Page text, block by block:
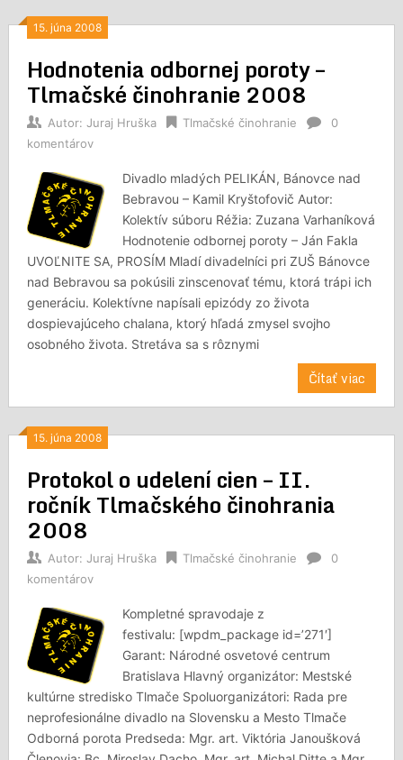
15. júna 2008
Hodnotenia odbornej poroty –
Tlmačské činohranie 2008
Autor: Juraj Hruška Tlmačské činohranie
0
komentárov
Divadlo mladých PELIKÁN, Bánovce nad
Bebravou – Kamil Kryštofovič Autor:
Kolektív súboru Réžia: Zuzana Varhaníková
Hodnotenie odbornej poroty – Ján Fakla
UVOĽNITE SA, PROSÍM Mladí divadelníci pri ZUŠ Bánovce
nad Bebravou sa pokúsili zinscenovať tému, ktorá trápi ich
generáciu. Kolektívne napísali epizódy zo života
dospievajúceho chalana, ktorý hľadá zmysel svojho
osobného života. Stretáva sa s rôznymi
Čítať viac
15. júna 2008
Protokol o udelení cien – II.
ročník Tlmačského činohrania
2008
Autor: Juraj Hruška Tlmačské činohranie
0
komentárov
Kompletné spravodaje z
festivalu: [wpdm_package id=’271′]
Garant: Národné osvetové centrum
Bratislava Hlavný organizátor: Mestské
kultúrne stredisko Tlmače Spoluorganizátori: Rada pre
neprofesionálne divadlo na Slovensku a Mesto Tlmače
Odborná porota Predseda: Mgr. art. Viktória Janoušková